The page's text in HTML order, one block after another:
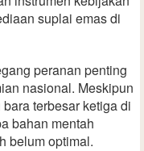
suplai emas di
peranan penting
nasional. Meskipun
terbesar ketiga di
bahan mentah
belum optimal.